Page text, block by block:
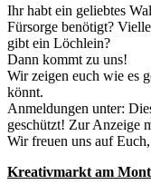
Ihr habt ein geliebtes
Fürsorge benötigt?
gibt ein Löchlein?
Dann kommt zu uns!
Wir zeigen euch wie es
könnt.
Anmeldungen unter:
geschützt! Zur Anzeige
Wir freuen uns auf
Kreativmarkt am